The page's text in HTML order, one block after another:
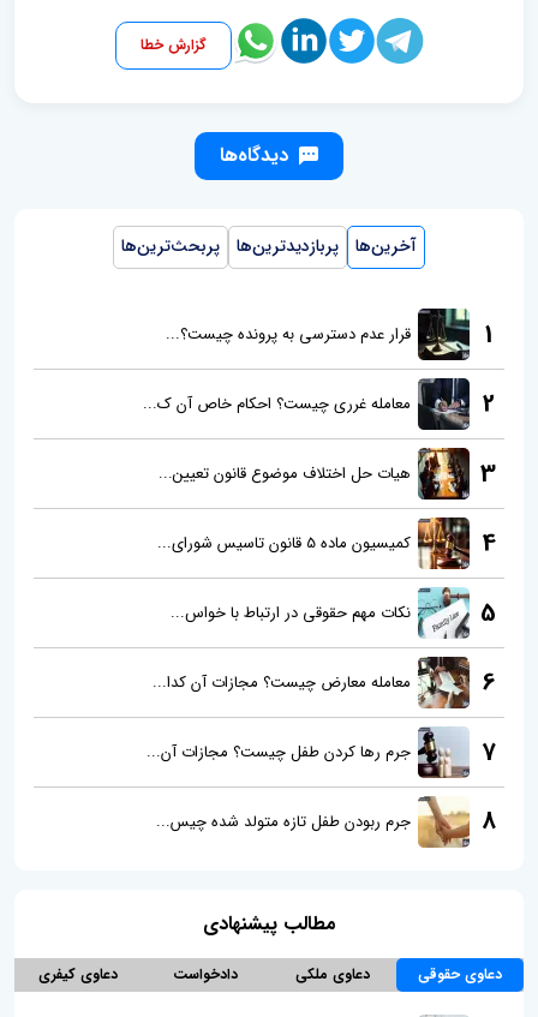
گزارش خطا
دیدگاه‌ها
آخرین‌ها پربازدیدترین‌ها پربحث‌ترین‌ها
1 قرار عدم دسترسی به پرونده چیست؟...
2 معامله غرری چیست؟ احکام خاص آن ک...
3 هیات حل اختلاف موضوع قانون تعیین...
4 کمیسیون ماده 5 قانون تاسیس شورای...
5 نکات مهم حقوقی در ارتباط با خواس...
6 معامله معارض چیست؟ مجازات آن کدا...
7 جرم رها کردن طفل چیست؟ مجازات آن...
8 جرم ربودن طفل تازه متولد شده چیس...
مطالب پیشنهادی
دعاوی حقوقی دعاوی ملکی دادخواست دعاوی کیفری